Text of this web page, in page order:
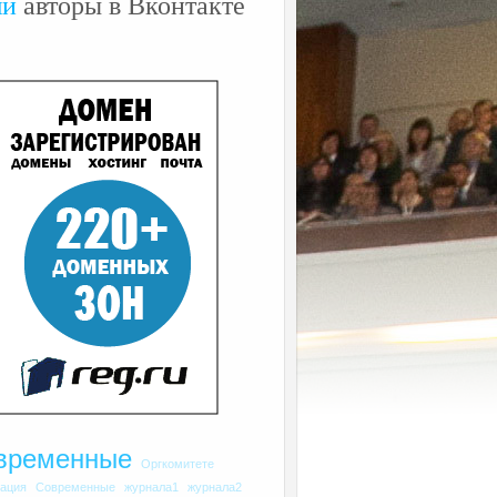
Оргкомитете
Современные журнала1 журнала2